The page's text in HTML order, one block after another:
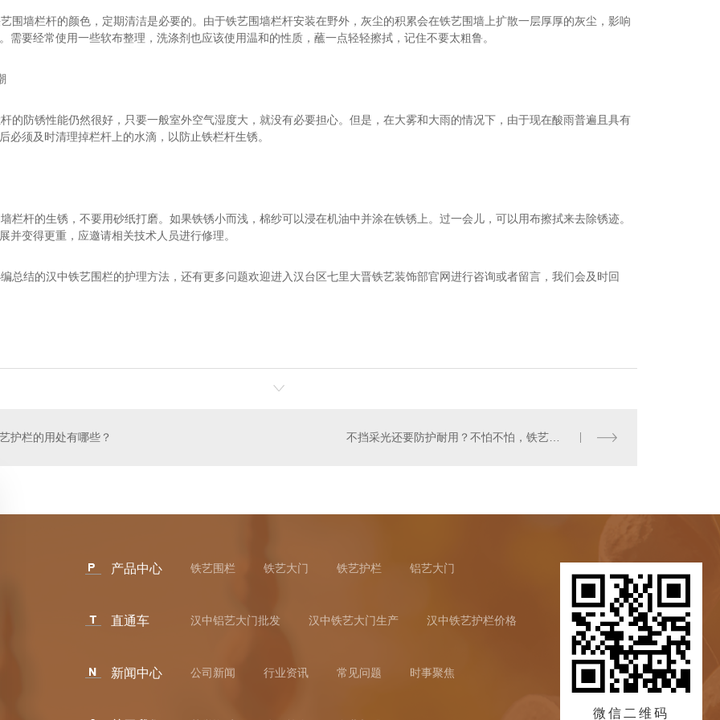
围墙栏杆的颜色，定期清洁是必要的。由于铁艺围墙栏杆安装在野外，灰尘的积累会在铁艺围墙上扩散一层厚厚的灰尘，影响
需要经常使用一些软布整理，洗涤剂也应该使用温和的性质，蘸一点轻轻擦拭，记住不要太粗鲁。
的防锈性能仍然很好，只要一般室外空气湿度大，就没有必要担心。但是，在大雾和大雨的情况下，由于现在酸雨普遍且具有
必须及时清理掉栏杆上的水滴，以防止铁栏杆生锈。
栏杆的生锈，不要用砂纸打磨。如果铁锈小而浅，棉纱可以浸在机油中并涂在铁锈上。过一会儿，可以用布擦拭来去除锈迹。
并变得更重，应邀请相关技术人员进行修理。
总结的汉中铁艺围栏的护理方法，还有更多问题欢迎进入汉台区七里大晋铁艺装饰部官网进行咨询或者留言，我们会及时回
护栏的用处有哪些？ 不挡采光还要防护耐用？不怕不怕，铁艺围栏的优点不止这些！
产品中心 铁艺围栏 铁艺大门 铁艺护栏 铝艺大门
直通车 汉中铝艺大门批发 汉中铁艺大门生产 汉中铁艺护栏价格
新闻中心 公司新闻 行业资讯 常见问题 时事聚焦
微信二维码